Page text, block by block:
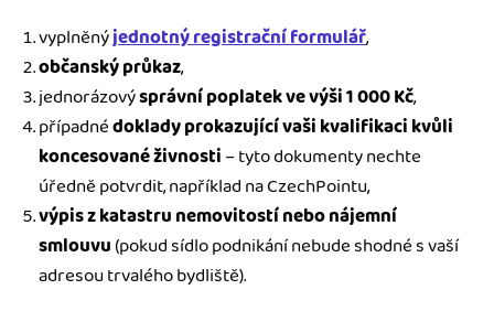
vyplněnýjednotný registrační formulář,
občanský průkaz,
jednorázovýsprávní poplatek ve výši 1 000 Kč,
případnédoklady prokazující vaši kvalifikacikvůli
koncesované živnosti– tyto dokumenty nechte
úředně potvrdit, například na CzechPointu,
výpis z katastru nemovitostí nebo nájemní
smlouvu(pokud sídlo podnikání nebude shodné s vaší
adresou trvalého bydliště).